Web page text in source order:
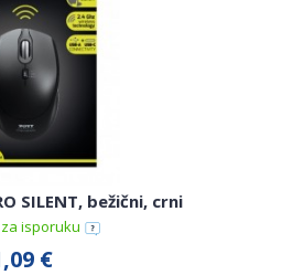
SILENT, bežični, crni
isporuku
€